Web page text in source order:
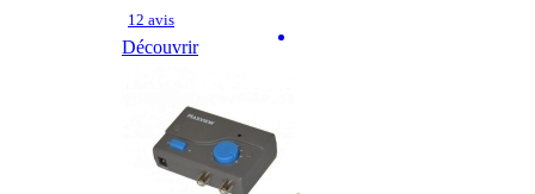
12 avis
Découvrir